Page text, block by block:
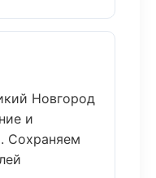
Новгород
и
Сохраняем